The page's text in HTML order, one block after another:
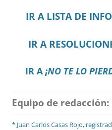
IR A LISTA DE
IR A
IR A¡NO TE LO
Equipo de redacción:
* Juan Carlos Casas Rojo,